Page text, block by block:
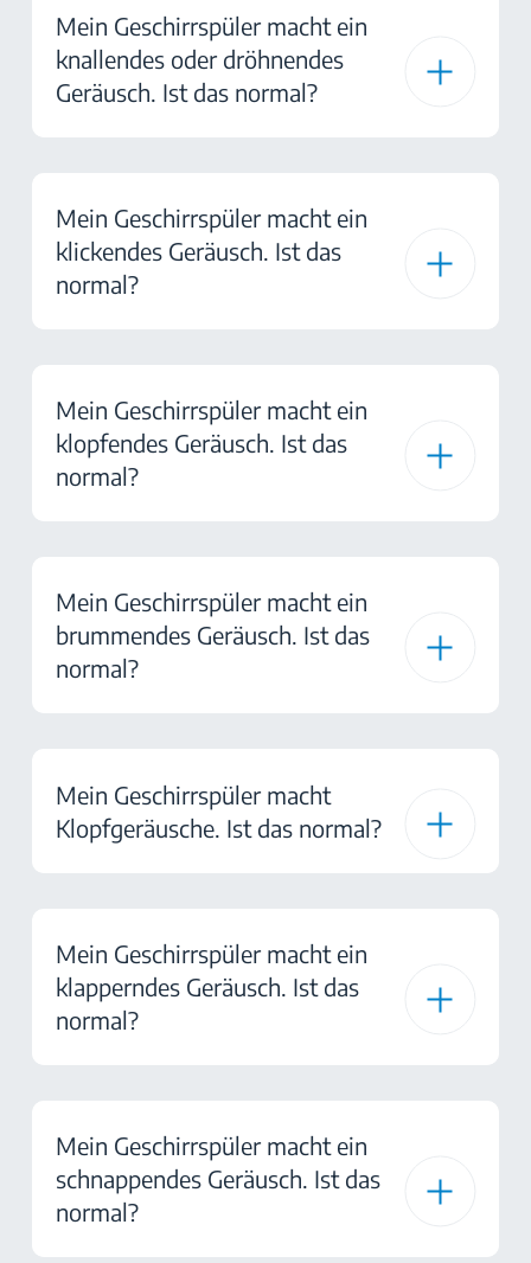
Mein Geschirrspüler macht ein
knallendes oder dröhnendes
Geräusch. Ist das normal?
Mein Geschirrspüler macht ein
klickendes Geräusch. Ist das
normal?
Mein Geschirrspüler macht ein
klopfendes Geräusch. Ist das
normal?
Mein Geschirrspüler macht ein
brummendes Geräusch. Ist das
normal?
Mein Geschirrspüler macht
Klopfgeräusche. Ist das normal?
Mein Geschirrspüler macht ein
klapperndes Geräusch. Ist das
normal?
Mein Geschirrspüler macht ein
schnappendes Geräusch. Ist das
normal?